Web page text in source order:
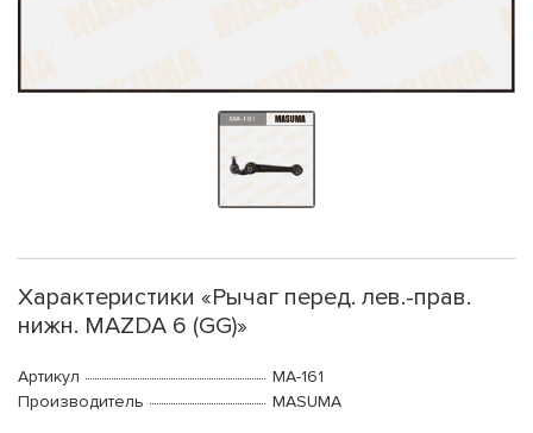
Характеристики «Рычаг перед. лев.-прав.
нижн. MAZDA 6 (GG)»
Артикул
MA-161
Производитель
MASUMA